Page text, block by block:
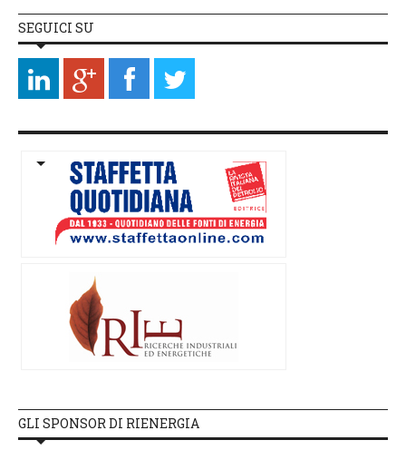
SEGUICI SU
GLI SPONSOR DI RIENERGIA